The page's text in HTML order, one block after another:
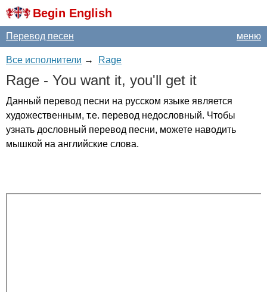
Begin English
меню
Перевод песен
Все исполнители → Rage
Rage - You want it, you'll get it
Данный перевод песни на русском языке является
художественным, т.е. перевод недословный. Чтобы
узнать дословный перевод песни, можете наводить
мышкой на английские слова.